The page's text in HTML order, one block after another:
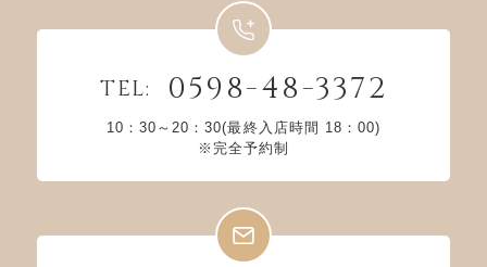
TEL: 0598-48-3372
10：30～20：30(最終入店時間 18：00)
※完全予約制